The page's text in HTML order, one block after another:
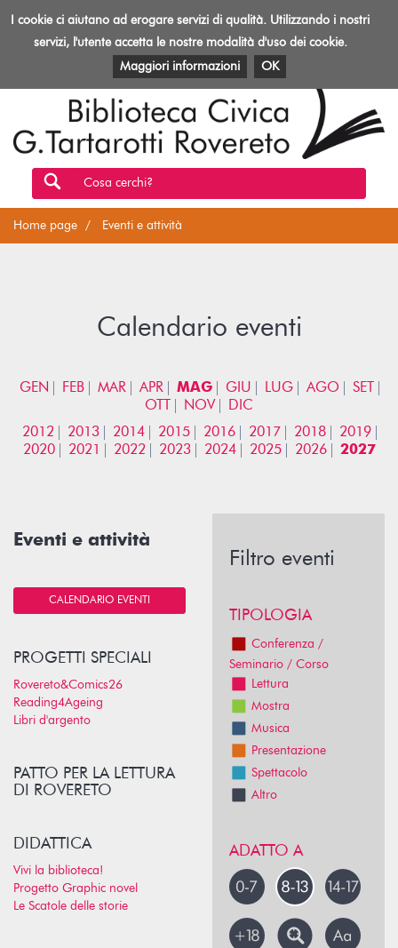
Toggle
Biblioteca
Rovereto
EVENTI E ATTIVITÀ PATRIMONIO E RISORSE
Cosa cerchi?
Home page Eventi e attività
Calendario eventi
GEN FEB MAR APR MAG GIU LUG AGO
SET
OTT
NOV
DIC
2012
2013 2014 2015 2016 2017 2018
2019
2020
2021 2022 2023 2024 2025 2026 2027
Eventi e attività
CALENDARIO EVENTI
PROGETTI SPECIALI
Rovereto&Comics26
Reading4Ageing
Libri d'argento
PATTO PER LA LETTURA
DI ROVERETO
DIDATTICA
Vivi la biblioteca!
Progetto Graphic novel
Le Scatole delle storie
Filtro eventi
TIPOLOGIA
Conferenza /
Seminario / Corso
Lettura
Mostra
Musica
Presentazione
Spettacolo
Altro
ADATTO A
I cookie ci aiutano ad erogare servizi di qualità. Utilizzando i nostri
servizi, l'utente accetta le nostre modalità d'uso dei cookie.
Maggiori informazioni
OK